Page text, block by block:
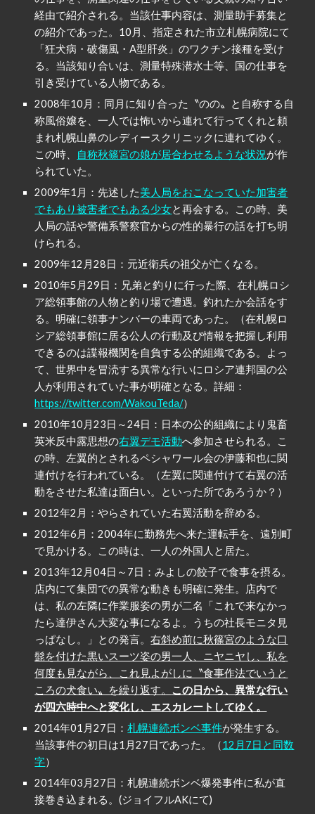
経由で紹介される。当該仕事内容は、測量助手募集と
の紹介であった。10月、指定された市立札幌病院にて
「狂犬病・破傷風・A型肝炎」のワクチン接種を受け
る。当該知り合いは、測量特殊潜水士等、国の仕事を
引き受けている人物である。
2008年10月：同月に知り合った〝のの〟と自称する自
称風俗嬢を、一人では怖いから連れて行ってくれと頼
まれ札幌山鼻のレディースクリニックに連れてゆく。
この時、 自称秋篠宮の娘が居合わせるような状況が作
られていた。
2009年1月：先述した美人局をおこなっていた加害者
でもあり被害者でもある少女と再会する。この時、美
人局の話や警備系警察官からの性的暴行の話を打ち明
けられる。
2009年12月28日：元近衛兵の祖父が亡くなる。
2010年5月29日：兄弟と釣りに行った際、在札幌ロシ
ア総領事館の人物と釣り場で遭遇。釣れたか会話をす
る。明確に領事ナンバーの車両であった。（在札幌ロ
シア総領事館に居る公人の行動及び情報を把握し利用
できるのは諜報機関を自負する公的組織である。よっ
て、世界中を冒涜する異常な行いにロシア連邦国の公
人が利用されていた事が明確となる。詳細：
https://twitter.com/WakouTeda/）
2010年10月23日～24日：日本の公的組織により鬼畜
英米反中露思想の右翼デモ活動へ参加させられる。こ
の時、左翼的とされるペシャワール会の伊藤和也に関
連付けを行われている。（左翼に関連付けて右翼の活
動をさせた私達は面白い。といった所であろうか？）
2012年2月：やらされていた右翼活動を辞める。
2012年6月：2004年に勤務先へ来た運転手を、遠別町
で見かける。この時は、一人の外国人と居た。
2013年12月04日～7日：みよしの餃子で食事を摂る。
店内にて集団での異常な動きも明確に発生。店内で
は、私の左隣に作業服姿の男が二名「これで来なかっ
たら達伊さん大変な事になるよ。うちの社長モニタ見
っぱなし。」との発言。右斜め前に秋篠宮のような口
髭を付けた黒いスーツ姿の男一人、ニヤニヤし、私を
何度も見ながら、これ見よがしに〝食事作法でいうと
ころの犬食い〟を繰り返す。 この日から、異常な行い
が四六時中へと変化し、エスカレートしてゆく。
2014年01月27日：札幌連続ボンベ事件が発生する。
当該事件の初日は1月27日であった。（12月7日と同数
字）
2014年03月27日：札幌連続ボンベ爆発事件に私が直
接巻き込まれる。(ジョイフルAKにて)